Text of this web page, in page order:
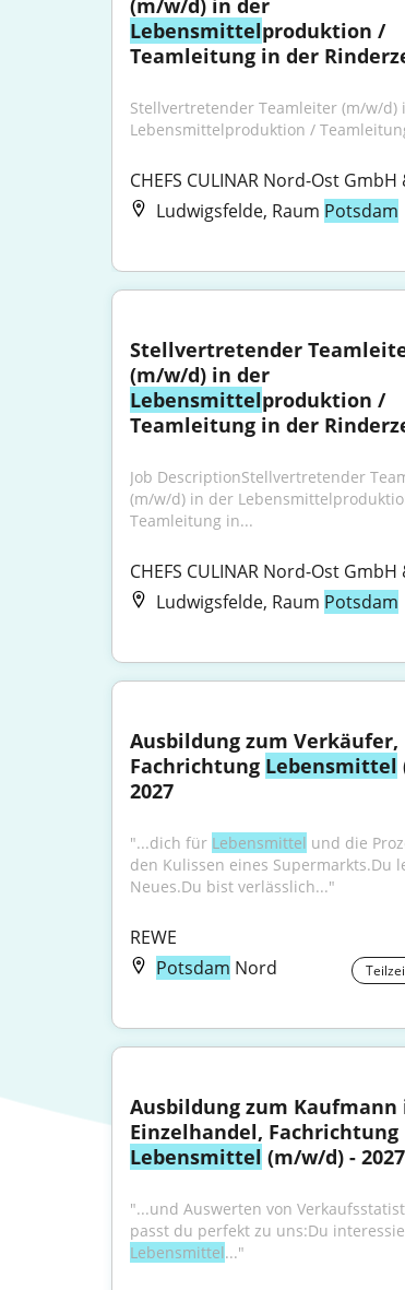
Lebensmittelproduktion /
Teamleitung in der
Stellvertretender Teamleiter (m/w/d)
Lebensmittelproduktion /
CHEFS CULINAR Nord-Ost GmbH
Ludwigsfelde, Raum Potsdam
Stellvertretender
Lebensmittelproduktion /
Teamleitung in der
Job DescriptionStellvertretender
(m/w/d) in der
Teamleitung in...
CHEFS CULINAR Nord-Ost GmbH
Ludwigsfelde, Raum Potsdam
Ausbildung zum Verkäufer,
Fachrichtung Lebensmittel
2027
"...dich für Lebensmittel und die
den Kulissen eines Supermarkts.Du
Neues.Du bist verlässlich..."
REWE
Potsdam Nord
Ausbildung zum Kaufmann
Lebensmittel (m/w/d) - 2027
"...und Auswerten von
Lebensmittel..."